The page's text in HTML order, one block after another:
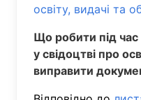
освіту, видачі та
Що робити під час
у свідоцтві про
виправити